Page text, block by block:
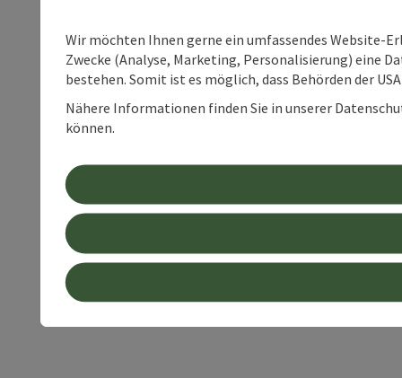
Wir möchten Ihnen gerne ein umfassendes Website-
Zwecke (Analyse, Marketing, Personalisierung) eine
bestehen. Somit ist es möglich, dass Behörden der
Nähere Informationen finden Sie in unserer
können.